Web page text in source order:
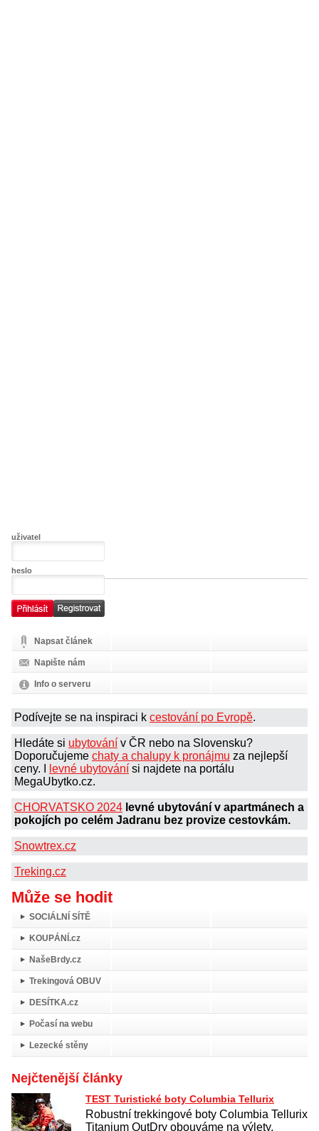
uživatel
heslo
Napsat článek
Napište nám
Info o serveru
Podívejte se na inspiraci k cestování po Evropě.
Hledáte si ubytování v ČR nebo na Slovensku?
Doporučujeme chaty a chalupy k pronájmu za nejlepší
ceny. I
levné ubytování si najdete na portálu
MegaUbytko.cz.
CHORVATSKO 2024 levné ubytování v apartmánech a
pokojích po celém Jadranu bez provize cestovkám.
Snowtrex.cz
Treking.cz
Může se hodit
SOCIÁLNÍ SÍTĚ
KOUPÁNÍ.cz
NašeBrdy.cz
Trekingová OBUV
DESÍTKA.cz
Počasí na webu
Lezecké stěny
Nejčtenější články
TEST Turistické boty Columbia Tellurix
Robustní trekkingové boty Columbia Tellurix
Titanium OutDry obouváme na výlety,